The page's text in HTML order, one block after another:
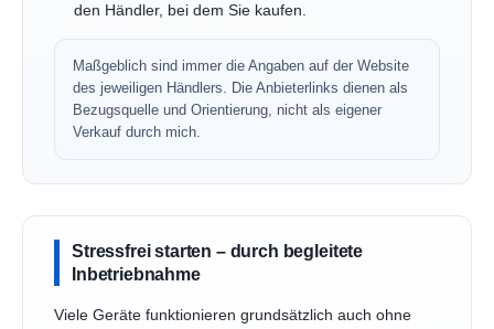
den Händler, bei dem Sie kaufen.
Maßgeblich sind immer die Angaben auf der Website
des jeweiligen Händlers. Die Anbieterlinks dienen als
Bezugsquelle und Orientierung, nicht als eigener
Verkauf durch mich.
Stressfrei starten – durch begleitete
Inbetriebnahme
Viele Geräte funktionieren grundsätzlich auch ohne